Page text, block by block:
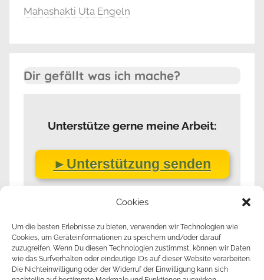
Cookies
Um die besten Erlebnisse zu bieten, verwenden wir Technologien wie
Cookies, um Geräteinformationen zu speichern und/oder darauf
zuzugreifen. Wenn Du diesen Technologien zustimmst, können wir Daten
wie das Surfverhalten oder eindeutige IDs auf dieser Website verarbeiten.
Die Nichteinwilligung oder der Widerruf der Einwilligung kann sich
Mahashakti Uta Engeln
Dir gefällt was ich mache?
Unterstütze gerne meine Arbeit:
►Unterstützung senden